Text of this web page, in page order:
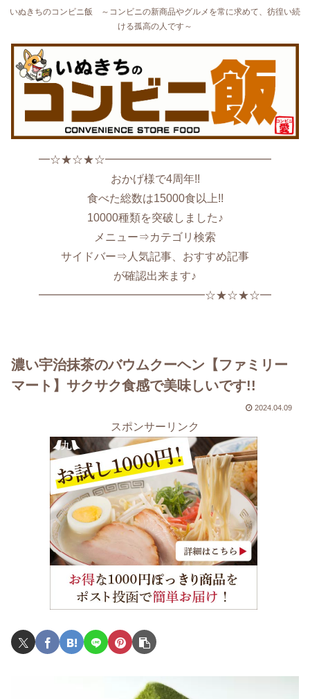
いぬきちのコンビニ飯 ～コンビニの新商品やグルメを常に求めて、彷徨い続
ける孤高の人です～
━☆★☆★☆━━━━━━━━━━━━━━━
おかげ様で4周年!!
食べた総数は15000食以上!!
10000種類を突破しました♪
メニュー⇒カテゴリ検索
サイドバー⇒人気記事、おすすめ記事
が確認出来ます♪
━━━━━━━━━━━━━━━☆★☆★☆━
濃い宇治抹茶のバウムクーヘン【ファミリー
マート】サクサク食感で美味しいです!!
2024.04.09
スポンサーリンク